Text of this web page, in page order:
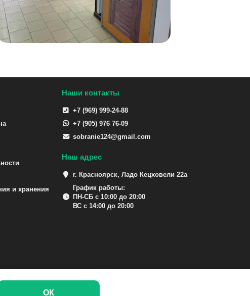
и хранения
Наши контакты
+7 (969) 999-24-88
+7 (905) 976 76-09
sobranie124@gmail.com
Наш адрес
г. Красноярск, Ладо Кецховели 22а
График работы:
ПН-СБ с 10:00 до 20:00
ВС с 14:00 до 20:00
ОК